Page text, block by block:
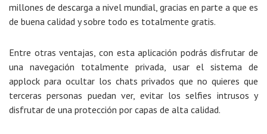
millones de descarga a nivel mundial, gracias en parte a que es
de buena calidad y sobre todo es totalmente gratis.
Entre otras ventajas, con esta aplicación podrás disfrutar de
una navegación totalmente privada, usar el sistema de
applock para ocultar los chats privados que no quieres que
terceras personas puedan ver, evitar los selfies intrusos y
disfrutar de una protección por capas de alta calidad.